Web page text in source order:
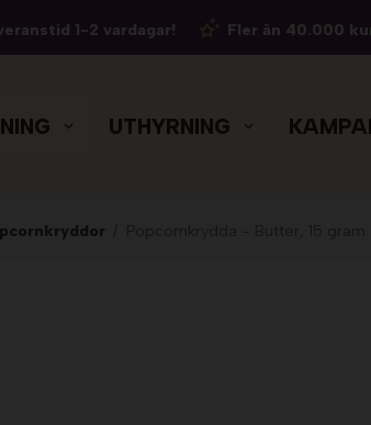
1-2 vardagar! Fler än 40.000
UTHYRNING